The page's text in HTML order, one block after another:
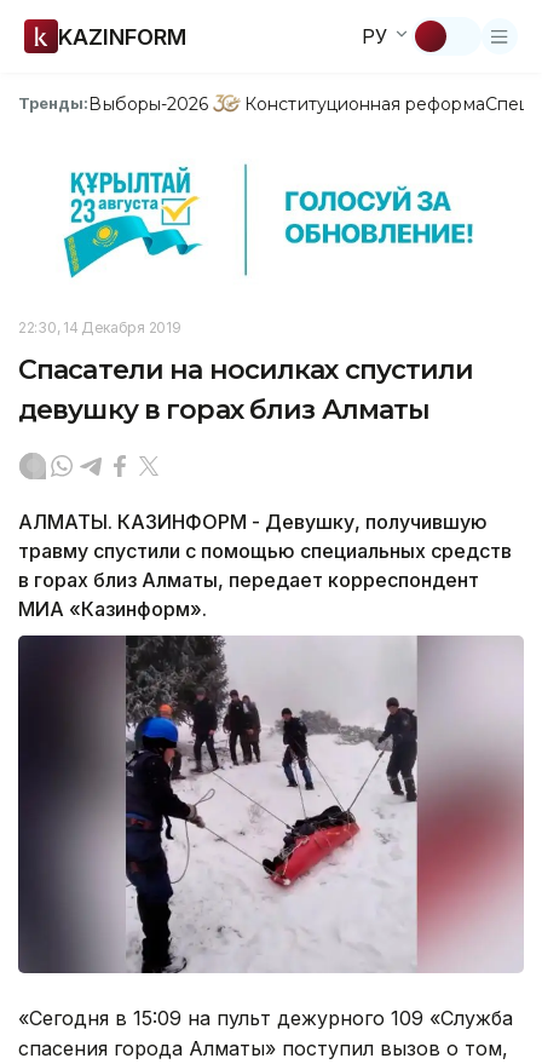
KAZINFORM РУ
Тренды:Выборы-2026 Конституционная реформа
22:30, 14 Декабря 2019
Спасатели на носилках спустили
девушку в горах близ Алматы
АЛМАТЫ. КАЗИНФОРМ - Девушку, получившую
травму спустили с помощью специальных средств
в горах близ Алматы, передает корреспондент
МИА «Казинформ».
«Сегодня в 15:09 на пульт дежурного 109 «Служба
спасения города Алматы» поступил вызов о том,